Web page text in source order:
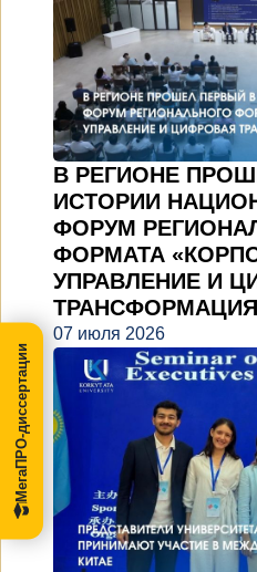
В РЕГИОНЕ
ИСТОРИИ
ФОРУМ
ФОРМАТА
УПРАВЛЕНИЕ И
ТРАНСФОРМАЦИЯ
07 июля 2026
МегаПРО-диссертации